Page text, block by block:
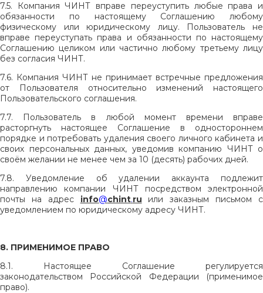
7.5. Компания ЧИНТ вправе переуступить любые права и
обязанности по настоящему Соглашению любому
физическому или юридическому лицу. Пользователь не
вправе переуступать права и обязанности по настоящему
Соглашению целиком или частично любому третьему лицу
без согласия ЧИНТ.
7.6. Компания ЧИНТ не принимает встречные предложения
от Пользователя относительно изменений настоящего
Пользовательского соглашения.
7.7. Пользователь в любой момент времени вправе
расторгнуть настоящее Соглашение в одностороннем
порядке и потребовать удаления своего личного кабинета и
своих персональных данных, уведомив компанию ЧИНТ о
своём желании не менее чем за 10 (десять) рабочих дней.
7.8. Уведомление об удалении аккаунта подлежит
направлению компании ЧИНТ посредством электронной
почты на адрес info@chint.ru
или заказным письмом с
уведомлением по юридическому адресу ЧИНТ.
8. ПРИМЕНИМОЕ ПРАВО
8.1. Настоящее Соглашение регулируется
законодательством Российской Федерации (применимое
право).